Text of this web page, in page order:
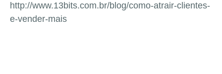
http://www.13bits.com.br/blog/como-atrair-clientes-
e-vender-mais